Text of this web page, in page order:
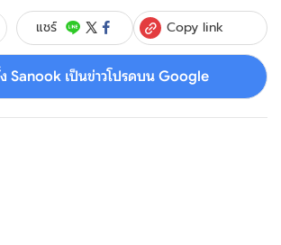
แชร์ Copy link
Sanook เป็นข่าวโปรดบน Google